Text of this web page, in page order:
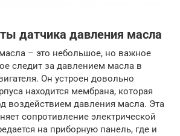
датчика давления масла
– это небольшое, но важное
следит за давлением масла в
Он устроен довольно
находится мембрана, которая
воздействием давления масла. Эта
сопротивление электрической
на приборную панель, где и